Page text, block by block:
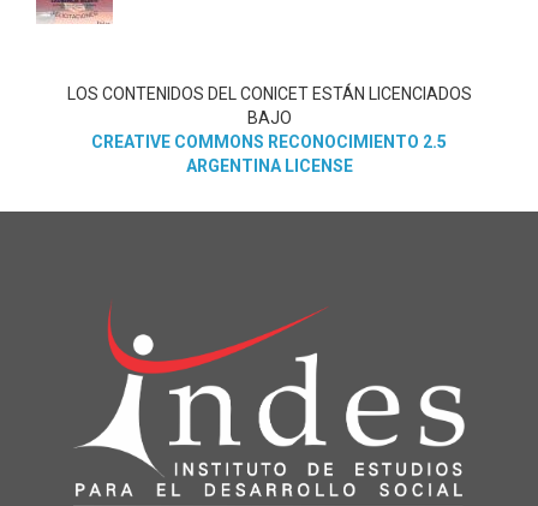
LOS CONTENIDOS DEL CONICET ESTÁN LICENCIADOS
BAJO
CREATIVE COMMONS RECONOCIMIENTO 2.5
ARGENTINA LICENSE